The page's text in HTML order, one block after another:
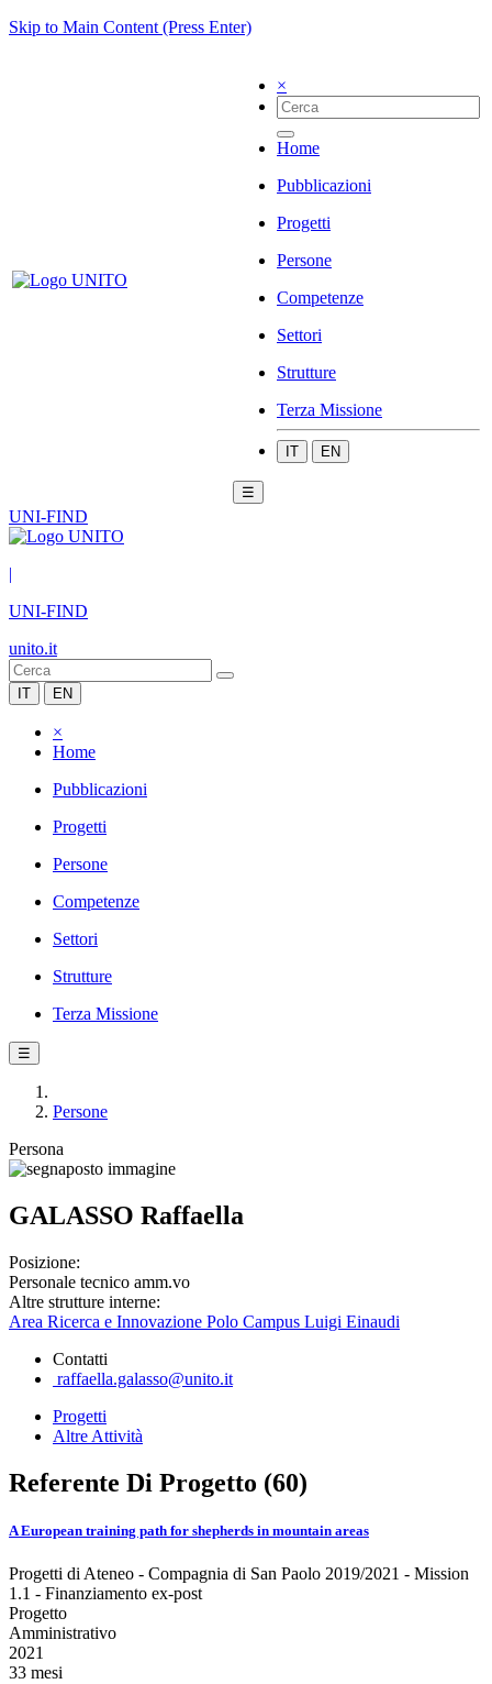
Skip to Main Content (Press Enter)
×
Home
Pubblicazioni
Progetti
Persone
Competenze
Settori
Strutture
Terza Missione
IT EN
☰
UNI-FIND
|
UNI-FIND
unito.it
IT EN
×
Home
Pubblicazioni
Progetti
Persone
Competenze
Settori
Strutture
Terza Missione
☰
Persone
Persona
GALASSO Raffaella
Posizione:
Personale tecnico amm.vo
Altre strutture interne:
Area Ricerca e Innovazione Polo Campus Luigi Einaudi
Contatti
raffaella.galasso@unito.it
Progetti
Altre Attività
Referente Di Progetto (60)
A European training path for shepherds in mountain areas
Progetti di Ateneo - Compagnia di San Paolo 2019/2021 - Mission
1.1 - Finanziamento ex-post
Progetto
Amministrativo
2021
33 mesi